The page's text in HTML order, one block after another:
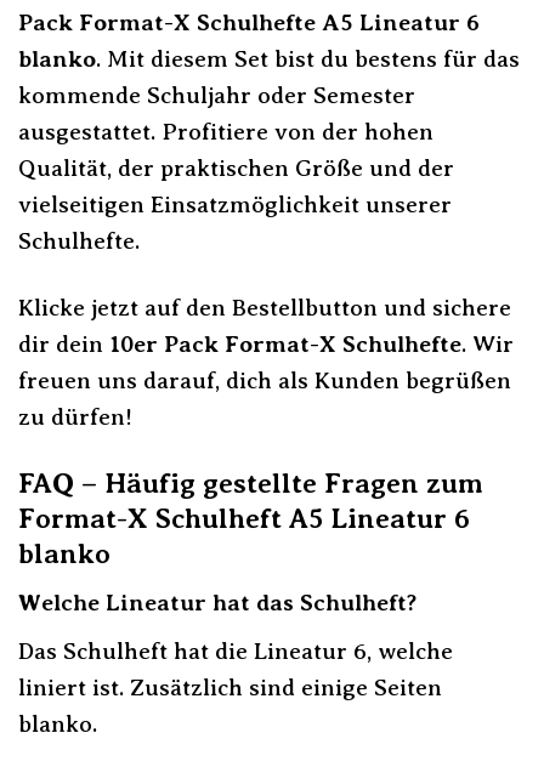
Pack Format-X Schulhefte A5 Lineatur 6
blanko. Mit diesem Set bist du bestens für das
kommende Schuljahr oder Semester
ausgestattet. Profitiere von der hohen
Qualität, der praktischen Größe und der
vielseitigen Einsatzmöglichkeit unserer
Schulhefte.
Klicke jetzt auf den Bestellbutton und sichere
dir dein 10er Pack Format-X Schulhefte. Wir
freuen uns darauf, dich als Kunden begrüßen
zu dürfen!
FAQ – Häufig gestellte Fragen zum
Format-X Schulheft A5 Lineatur 6
blanko
Welche Lineatur hat das Schulheft?
Das Schulheft hat die Lineatur 6, welche
liniert ist. Zusätzlich sind einige Seiten
blanko.